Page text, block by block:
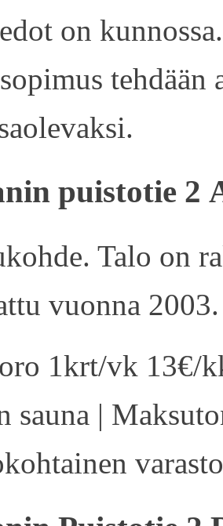
on kunnossa.
tehdään
puistotie 2
Talo on
vuonna 2003.
1krt/vk 13€/
sauna |